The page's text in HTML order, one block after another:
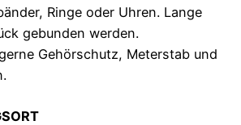
Ringe oder Uhren. Lange
gebunden werden.
Gehörschutz, Meterstab und